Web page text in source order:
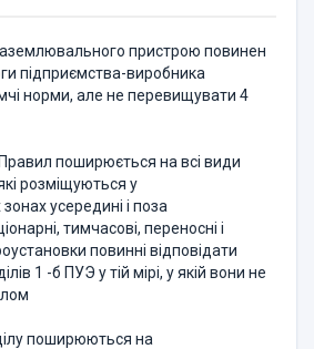
пристрою повинен
підприємства-виробника
норми, але не перевищувати 4
поширюється на всі види
розміщуються у
усередині і поза
тимчасові, переносні і
повинні відповідати
1 -б ПУЭ у тій мірі, у якій вони не
поширюються на